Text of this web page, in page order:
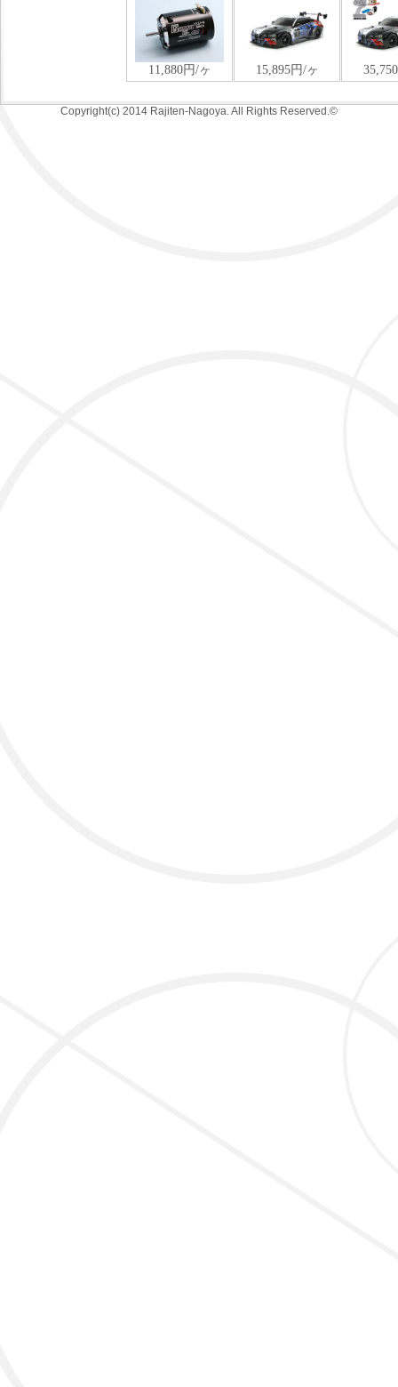
Copyright(c) 2014 Rajiten-Nagoya. All Rights Reserved.©